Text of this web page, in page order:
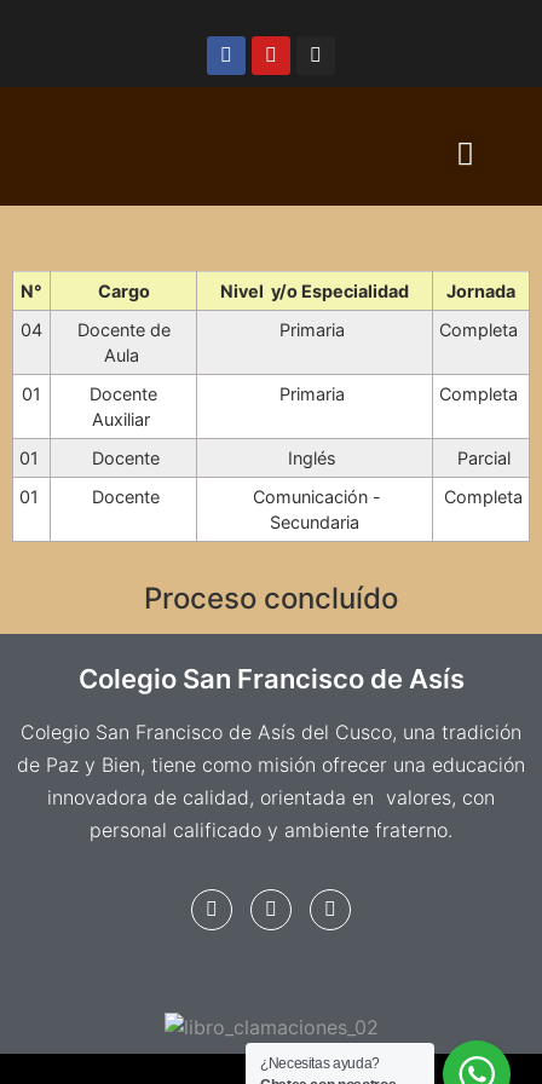
N° Cargo Nivel y/o Especialidad
Jornada
04
Docente de
Aula
Primaria Completa
01
Docente
Auxiliar
Primaria Completa
01 Docente Inglés
Parcial
01
Docente
Comunicación -
Secundaria
Completa
Proceso concluído
Colegio San Francisco de Asís
Colegio San Francisco de Asís del Cusco, una tradición
de Paz y Bien, tiene como misión ofrecer una educación
innovadora de calidad, orientada en valores, con
personal calificado y ambiente fraterno.
¿Necesitas ayuda?